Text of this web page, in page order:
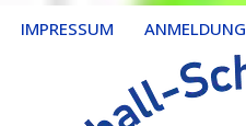
IMPRESSUM ANMELDUNG